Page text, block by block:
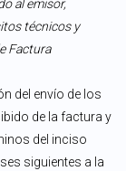
al emisor,
técnicos y
Factura
del envío de los
de la factura y
del inciso
siguientes a la